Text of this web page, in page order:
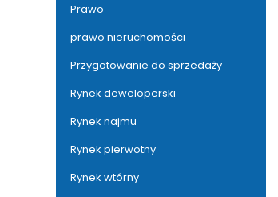
Prawo
prawo nieruchomości
Przygotowanie do sprzedaży
Rynek deweloperski
Rynek najmu
Rynek pierwotny
Rynek wtórny